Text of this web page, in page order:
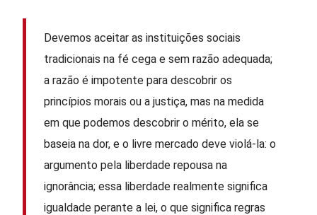
Devemos aceitar as instituições sociais
tradicionais na fé cega e sem razão adequada;
a razão é impotente para descobrir os
princípios morais ou a justiça, mas na medida
em que podemos descobrir o mérito, ela se
baseia na dor, e o livre mercado deve violá-la: o
argumento pela liberdade repousa na
ignorância; essa liberdade realmente significa
igualdade perante a lei, o que significa regras